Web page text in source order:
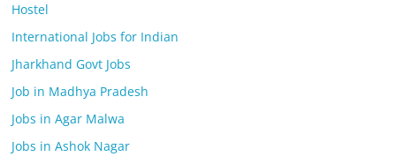
Hostel
International Jobs for Indian
Jharkhand Govt Jobs
Job in Madhya Pradesh
Jobs in Agar Malwa
Jobs in Ashok Nagar